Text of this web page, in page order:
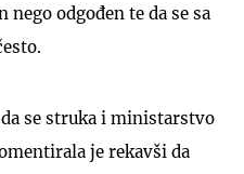
odgođen te da se sa
se struka i ministarstvo
je rekavši da